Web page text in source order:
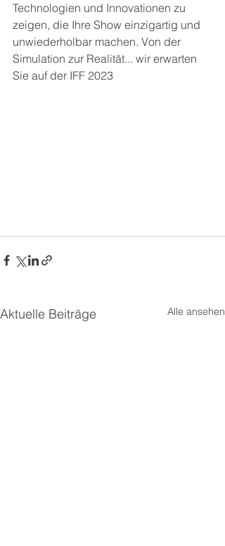
Technologien und Innovationen zu
zeigen, die Ihre Show einzigartig und
unwiederholbar machen. Von der
Simulation zur Realität... wir erwarten
Sie auf der IFF 2023
Aktuelle Beiträge Alle ansehen